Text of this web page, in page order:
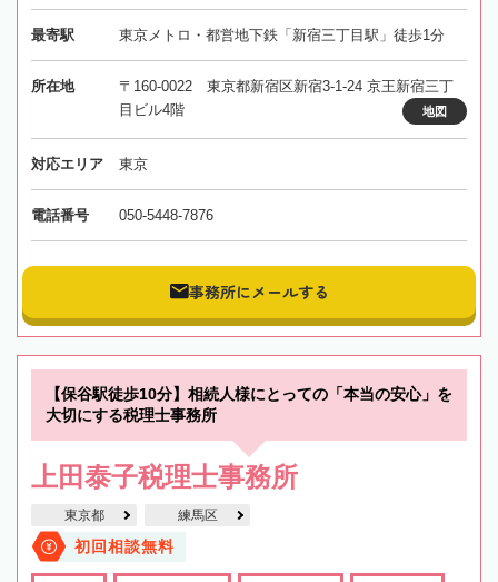
最寄駅 東京メトロ・都営地下鉄「新宿三丁目駅」徒歩1分
所在地
〒160-0022 東京都新宿区新宿3-1-24 京王新宿三丁
目ビル4階
地図
対応エリア 東京
電話番号 050-5448-7876
事務所にメールする
【保谷駅徒歩10分】相続人様にとっての「本当の安心」を
大切にする税理士事務所
上田泰子税理士事務所
東京都 練馬区
初回相談無料